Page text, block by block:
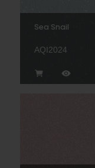
Sea Snail
AQI2024